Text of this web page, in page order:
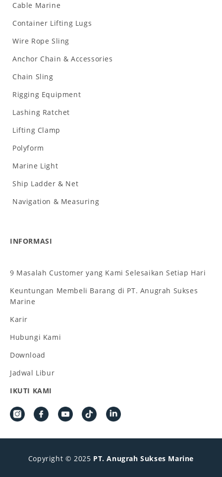
Cable Marine
Container Lifting Lugs
Wire Rope Sling
Anchor Chain & Accessories
Chain Sling
Rigging Equipment
Lashing Ratchet
Lifting Clamp
Polyform
Marine Light
Ship Ladder & Net
Navigation & Measuring
INFORMASI
9 Masalah Customer yang Kami Selesaikan Setiap Hari
Keuntungan Membeli Barang di PT. Anugrah Sukses
Marine
Karir
Hubungi Kami
Download
Jadwal Libur
IKUTI KAMI
Copyright © 2025 PT. Anugrah Sukses Marine